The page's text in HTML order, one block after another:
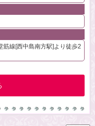
筋線[西中島南方駅]より徒歩2